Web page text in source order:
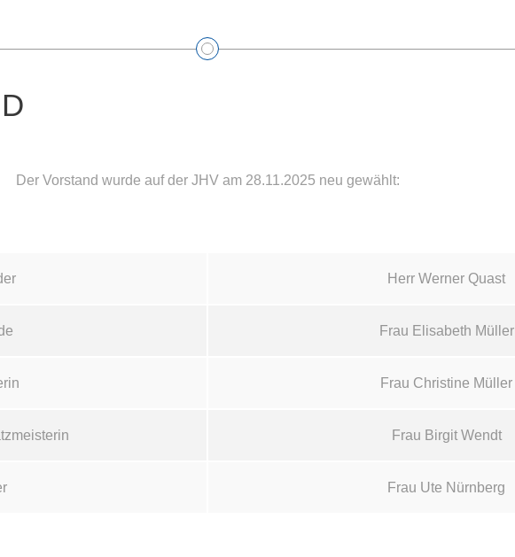
Der Vorstand wurde auf der JHV am 28.11.2025 neu gewählt:
Herr Werner Quast
Frau Elisabeth Müller
Frau Christine Müller
Frau Birgit Wendt
Frau Ute Nürnberg